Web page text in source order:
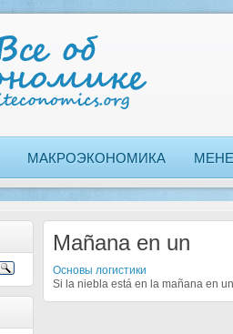
МАКРОЭКОНОМИКА
Mañana en un
Основы логистики
Si la niebla está en la mañana en